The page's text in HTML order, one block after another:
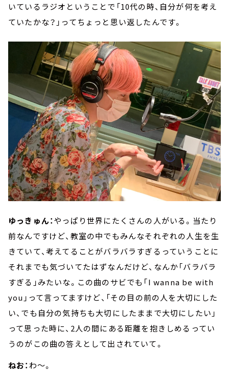
いているラジオということで「10代の時、自分が何を考え
ていたかな？」ってちょっと思い返したんです。
ゆっきゅん：やっぱり世界にたくさんの人がいる。当たり
前なんですけど、教室の中でもみんなそれぞれの人生を生
きていて、考えてることがバラバラすぎるっていうことに
それまでも気づいてたはずなんだけど、なんか「バラバラ
すぎる」みたいな。この曲のサビでも「I wanna be with
you」って言ってますけど、「その目の前の人を大切にした
い、でも自分の気持ちも大切にしたままで大切にしたい」
って思った時に、2人の間にある距離を抱きしめるってい
うのがこの曲の答えとして出されていて。
ねお：わ～。